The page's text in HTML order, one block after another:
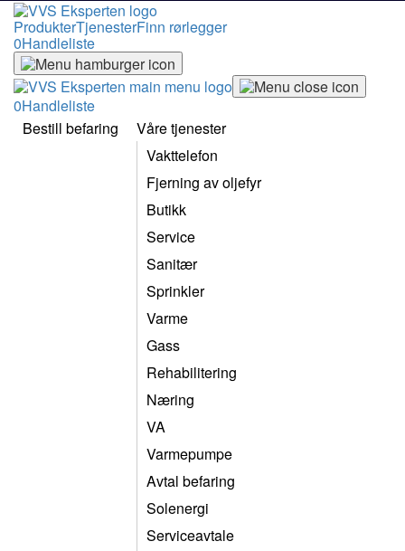
ProdukterTjenesterFinn rørlegger
0Handleliste
0Handleliste
Bestill befaring
Våre tjenester
Vakttelefon
Fjerning av oljefyr
Butikk
Service
Sanitær
Sprinkler
Varme
Gass
Rehabilitering
Næring
VA
Varmepumpe
Avtal befaring
Solenergi
Serviceavtale